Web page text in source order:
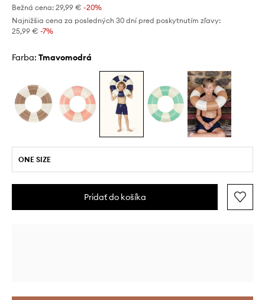
Bežná cena: 29,99 € -20%
Najnižšia cena za posledných 30 dní pred poskytnutím zľavy:
25,99 € -7%
Farba: tmavomodrá
ONE SIZE
Pridať do košíka